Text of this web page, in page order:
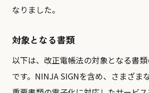
なりました。
対象となる書類
以下は、改正電帳法の対象となる書
です。NINJA SIGNを含め、さまざま